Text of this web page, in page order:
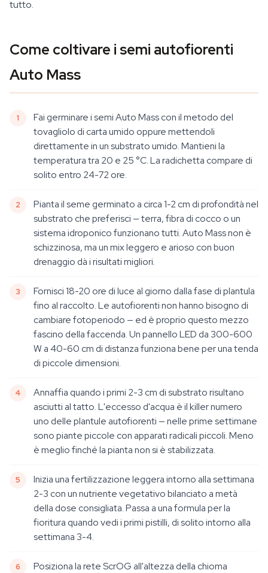
tutto.
Come coltivare i semi autofiorenti
Auto Mass
Fai germinare i semi Auto Mass con il metodo del
tovagliolo di carta umido oppure mettendoli
direttamente in un substrato umido. Mantieni la
temperatura tra 20 e 25 °C. La radichetta compare di
solito entro 24-72 ore.
Pianta il seme germinato a circa 1-2 cm di profondità nel
substrato che preferisci — terra, fibra di cocco o un
sistema idroponico funzionano tutti. Auto Mass non è
schizzinosa, ma un mix leggero e arioso con buon
drenaggio dà i risultati migliori.
Fornisci 18-20 ore di luce al giorno dalla fase di plantula
fino al raccolto. Le autofiorenti non hanno bisogno di
cambiare fotoperiodo — ed è proprio questo mezzo
fascino della faccenda. Un pannello LED da 300-600
W a 40-60 cm di distanza funziona bene per una tenda
di piccole dimensioni.
Annaffia quando i primi 2-3 cm di substrato risultano
asciutti al tatto. L'eccesso d'acqua è il killer numero
uno delle plantule autofiorenti — nelle prime settimane
sono piante piccole con apparati radicali piccoli. Meno
è meglio finché la pianta non si è stabilizzata.
Inizia una fertilizzazione leggera intorno alla settimana
2-3 con un nutriente vegetativo bilanciato a metà
della dose consigliata. Passa a una formula per la
fioritura quando vedi i primi pistilli, di solito intorno alla
settimana 3-4.
Posiziona la rete ScrOG all'altezza della chioma